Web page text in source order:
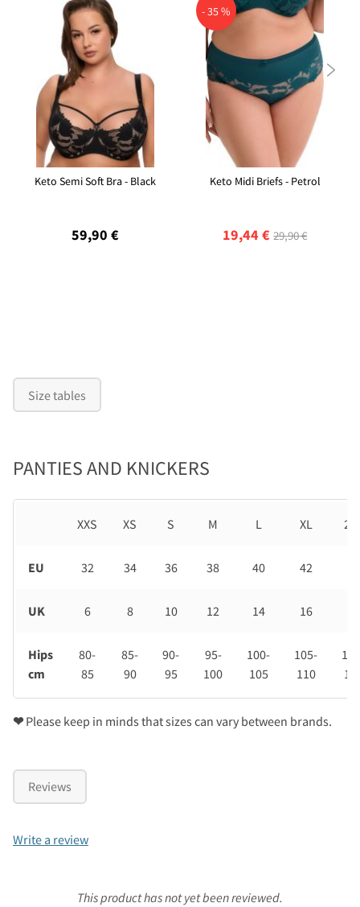
Keto Semi Soft Bra - Black
59,90 €
- 35 %
Keto Midi Briefs - Petrol
19,44 € 29,90 €

Size tables
PANTIES AND KNICKERS
XXS XS S M L XL
EU 32 34 36 38 40 42
UK 6 8 10 12 14 16
Hips
cm
80-
85
85-
90
90-
95
95-
100
100-
105
105-
110
❤Please keep in minds that sizes can vary between brands.
Reviews
Write a review
This product has not yet been reviewed.